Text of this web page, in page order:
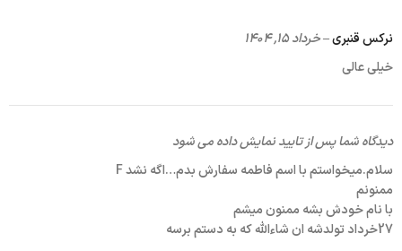
نرکس قنبری–خرداد ۱۵, ۱۴۰۴
خیلی عالی
دیدگاه شما پس از تایید نمایش داده می شود
سلام.میخواستم با اسم فاطمه سفارش بدم…اگه نشد F
ممنونم
با نام خودش بشه ممنون میشم
27خرداد تولدشه ان شاءالله که به دستم برسه